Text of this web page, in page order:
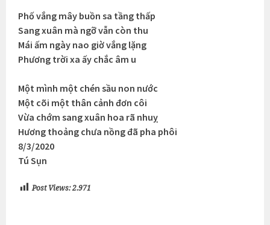
Phố vắng mây buồn sa tầng thấp
Sang xuân mà ngỡ vẫn còn thu
Mái ấm ngày nao giờ vắng lặng
Phương trời xa ấy chắc âm u
Một mình một chén sầu non nước
Một cõi một thân cảnh đơn côi
Vừa chớm sang xuân hoa rã nhuỵ
Hương thoảng chưa nồng đã pha phôi
8/3/2020
Tú Sụn
Post Views: 2.971